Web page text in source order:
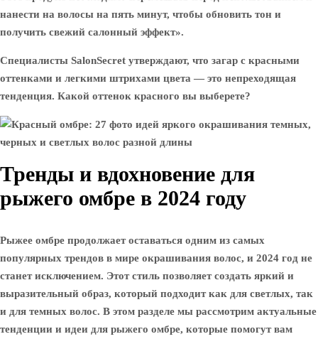
нанести на волосы на пять минут, чтобы обновить тон и
получить свежий салонный эффект».
Специалисты SalonSecret утверждают, что загар с красными
оттенками и легкими штрихами цвета — это непреходящая
тенденция. Какой оттенок красного вы выберете?
Тренды и вдохновение для
рыжего омбре в 2024 году
Рыжее омбре продолжает оставаться одним из самых
популярных трендов в мире окрашивания волос, и 2024 год не
станет исключением. Этот стиль позволяет создать яркий и
выразительный образ, который подходит как для светлых, так
и для темных волос. В этом разделе мы рассмотрим актуальные
тенденции и идеи для рыжего омбре, которые помогут вам